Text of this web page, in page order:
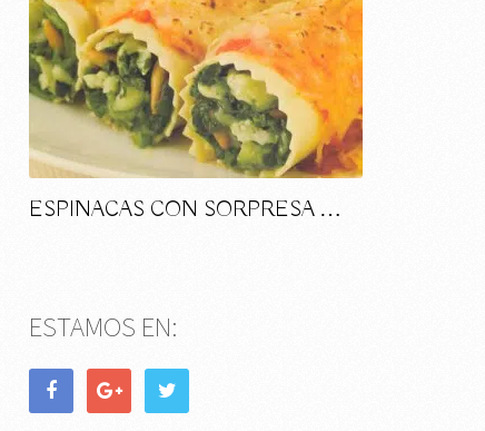
ESPINACAS CON SORPRESA …
ESTAMOS EN: